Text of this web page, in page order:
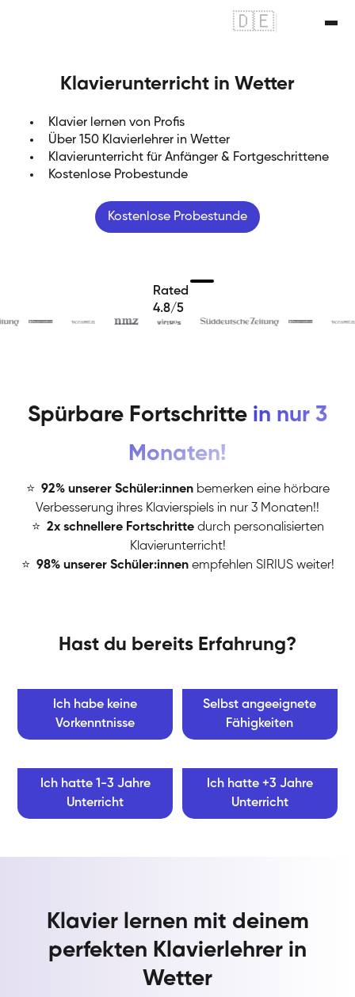
🇩🇪
Klavierunterricht in Wetter
Klavier lernen von Profis
Über 150 Klavierlehrer in Wetter
Klavierunterricht für Anfänger & Fortgeschrittene
Kostenlose Probestunde
Kostenlose Probestunde
Rated
4.8/5
Spürbare Fortschritte in nur 3
Monaten!
⭐ 92% unserer Schüler:innen bemerken eine hörbare
Verbesserung ihres Klavierspiels in nur 3 Monaten!!
⭐ 2x schnellere Fortschritte durch personalisierten
Klavierunterricht!
⭐ 98% unserer Schüler:innen empfehlen SIRIUS weiter!
Hast du bereits Erfahrung?
Ich habe keine
Vorkenntnisse
Selbst angeeignete
Fähigkeiten
Ich hatte 1-3 Jahre
Unterricht
Ich hatte +3 Jahre
Unterricht
Klavier lernen mit deinem
perfekten Klavierlehrer in
Wetter